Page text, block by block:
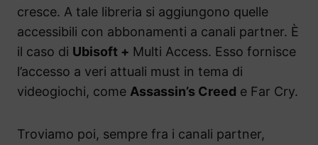
cresce. A tale libreria si aggiungono quelle
accessibili con abbonamenti a canali partner. È
il caso di Ubisoft + Multi Access. Esso fornisce
l’accesso a veri attuali must in tema di
videogiochi, come Assassin’s Creed e Far Cry.
Troviamo poi, sempre fra i canali partner,